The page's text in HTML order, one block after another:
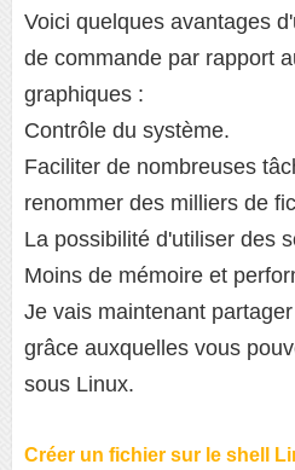
Voici quelques avantages
de commande par rapport
graphiques :
Contrôle du système.
Faciliter de nombreuses
renommer des milliers de
La possibilité d'utiliser des
Moins de mémoire et
Je vais maintenant
grâce auxquelles vous
sous Linux.
Créer un fichier sur le shell